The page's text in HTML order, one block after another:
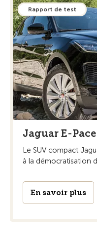
Rapport de test
Jaguar E-Pace
Le SUV compact
à la démocratisation
En savoir plus